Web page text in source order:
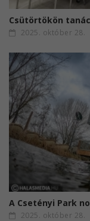
Csütörtökön
2025. október 28.
A Csetényi Park
2025. október 28.